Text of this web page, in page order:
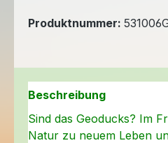
Produktnummer:
Beschreibung
Sind das Geoducks? Im
Natur zu neuem Leben